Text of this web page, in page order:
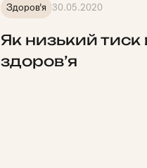
Здоров'я 30.05.2020
Як низький
здоров’я